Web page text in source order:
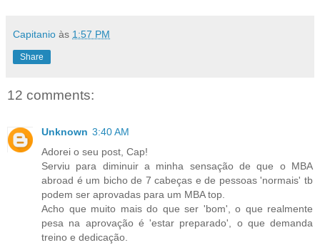
Capitanio às 1:57 PM
Share
12 comments:
Unknown 3:40 AM
Adorei o seu post, Cap!
Serviu para diminuir a minha sensação de que o MBA
abroad é um bicho de 7 cabeças e de pessoas 'normais' tb
podem ser aprovadas para um MBA top.
Acho que muito mais do que ser 'bom', o que realmente
pesa na aprovação é 'estar preparado', o que demanda
treino e dedicação.